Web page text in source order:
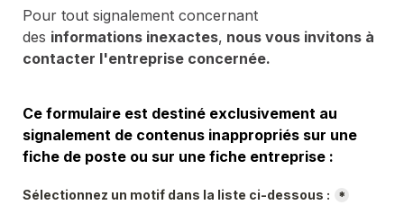
Pour tout signalement concernant
des informations inexactes, nous vous invitons à
contacter l'entreprise concernée.
Ce formulaire est destiné exclusivement au
signalement de contenus inappropriés sur une
fiche de poste ou sur une fiche entreprise :
Sélectionnez un motif dans la liste ci-dessous : *